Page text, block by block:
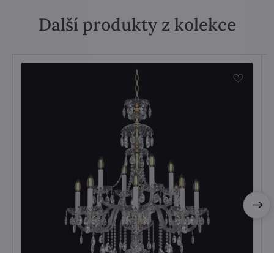
Další produkty z kolekce